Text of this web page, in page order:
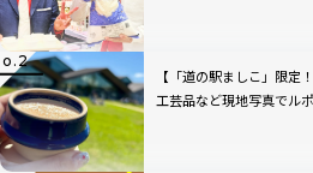
【「道の駅ましこ」限定
工芸品など現地写真でル